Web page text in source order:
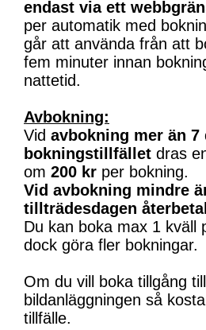
endast via ett
per automatik med
går att använda från att
fem minuter innan
nattetid.
Avbokning:
Vid avbokning mer än 7
bokningstillfället dras
om 200 kr per bokning.
Vid avbokning mindre
tillträdesdagen
Du kan boka max 1 kväll
dock göra fler bokningar.
Om du vill boka tillgång
bildanläggningen så
tillfälle.